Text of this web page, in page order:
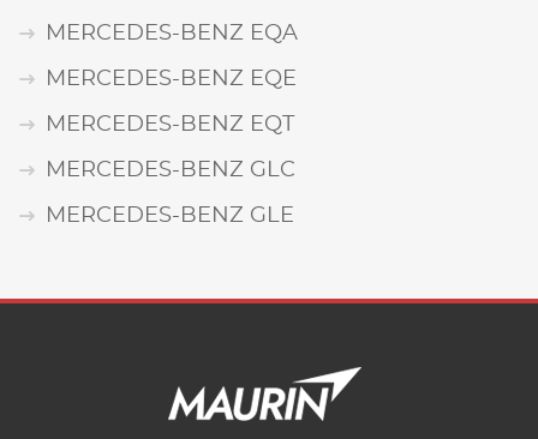
MERCEDES-BENZ EQA
MERCEDES-BENZ EQE
MERCEDES-BENZ EQT
MERCEDES-BENZ GLC
MERCEDES-BENZ GLE